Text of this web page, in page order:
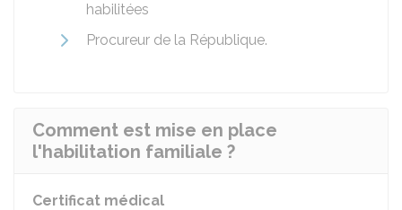
habilitées
Procureur de la République.
Comment est mise en place
l'habilitation familiale ?
Certificat médical